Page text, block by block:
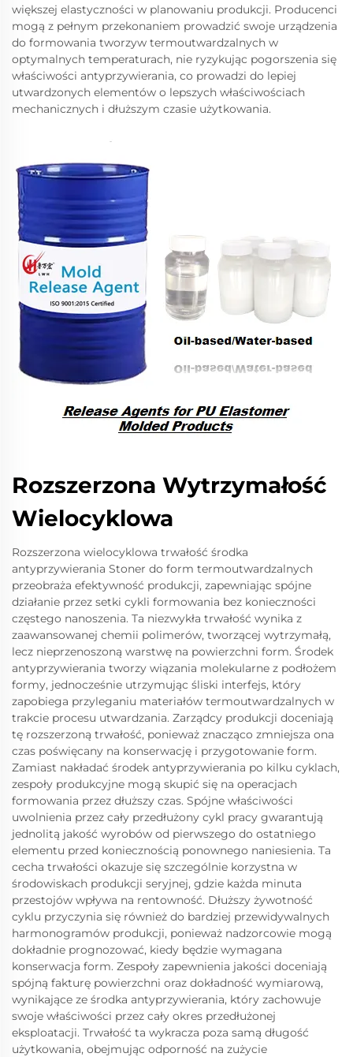
większej elastyczności w planowaniu produkcji. Producenci
mogą z pełnym przekonaniem prowadzić swoje urządzenia
do formowania tworzyw termoutwardzalnych w
optymalnych temperaturach, nie ryzykując pogorszenia się
właściwości antyprzywierania, co prowadzi do lepiej
utwardzonych elementów o lepszych właściwościach
mechanicznych i dłuższym czasie użytkowania.
Rozszerzona Wytrzymałość
Wielocyklowa
Rozszerzona wielocyklowa trwałość środka
antyprzywierania Stoner do form termoutwardzalnych
przeobraża efektywność produkcji, zapewniając spójne
działanie przez setki cykli formowania bez konieczności
częstego nanoszenia. Ta niezwykła trwałość wynika z
zaawansowanej chemii polimerów, tworzącej wytrzymałą,
lecz nieprzenoszoną warstwę na powierzchni form. Środek
antyprzywierania tworzy wiązania molekularne z podłożem
formy, jednocześnie utrzymując śliski interfejs, który
zapobiega przyleganiu materiałów termoutwardzalnych w
trakcie procesu utwardzania. Zarządcy produkcji doceniają
tę rozszerzoną trwałość, ponieważ znacząco zmniejsza ona
czas poświęcany na konserwację i przygotowanie form.
Zamiast nakładać środek antyprzywierania po kilku cyklach,
zespoły produkcyjne mogą skupić się na operacjach
formowania przez dłuższy czas. Spójne właściwości
uwolnienia przez cały przedłużony cykl pracy gwarantują
jednolitą jakość wyrobów od pierwszego do ostatniego
elementu przed koniecznością ponownego naniesienia. Ta
cecha trwałości okazuje się szczególnie korzystna w
środowiskach produkcji seryjnej, gdzie każda minuta
przestojów wpływa na rentowność. Dłuższy żywotność
cyklu przyczynia się również do bardziej przewidywalnych
harmonogramów produkcji, ponieważ nadzorcowie mogą
dokładnie prognozować, kiedy będzie wymagana
konserwacja form. Zespoły zapewnienia jakości doceniają
spójną fakturę powierzchni oraz dokładność wymiarową,
wynikające ze środka antyprzywierania, który zachowuje
swoje właściwości przez cały okres przedłużonej
eksploatacji. Trwałość ta wykracza poza samą długość
użytkowania, obejmując odporność na zużycie